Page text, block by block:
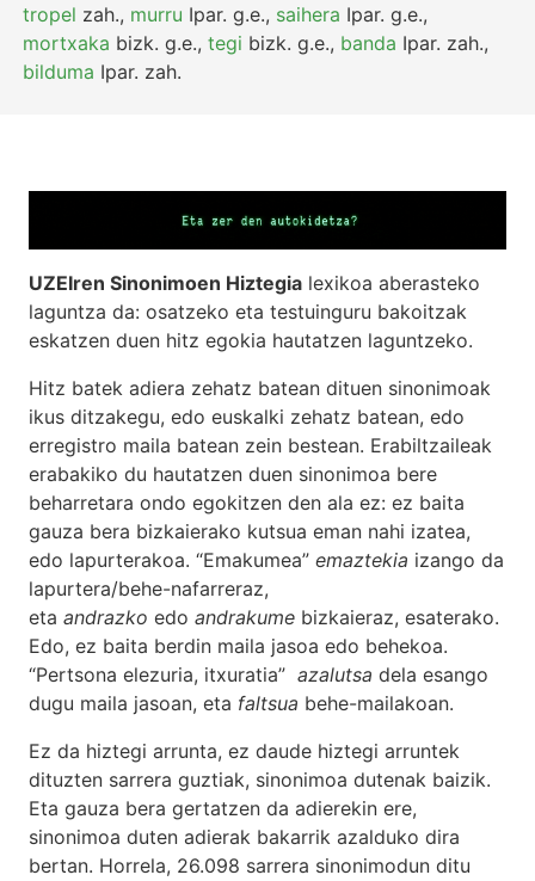
tropel zah., murru Ipar. g.e., saihera Ipar. g.e.,
mortxaka bizk. g.e.,tegi bizk. g.e., banda Ipar. zah.,
bilduma Ipar. zah.
UZEIren Sinonimoen Hiztegia lexikoa aberasteko
laguntza da: osatzeko eta testuinguru bakoitzak
eskatzen duen hitz egokia hautatzen laguntzeko.
Hitz batek adiera zehatz batean dituen sinonimoak
ikus ditzakegu, edo euskalki zehatz batean, edo
erregistro maila batean zein bestean. Erabiltzaileak
erabakiko du hautatzen duen sinonimoa bere
beharretara ondo egokitzen den ala ez: ez baita
gauza bera bizkaierako kutsua eman nahi izatea,
edo lapurterakoa. “Emakumea” emaztekia izango da
lapurtera/behe-nafarreraz,
eta andrazko edo andrakume bizkaieraz, esaterako.
Edo, ez baita berdin maila jasoa edo behekoa.
“Pertsona elezuria, itxuratia” azalutsa dela esango
dugu maila jasoan, eta faltsua behe-mailakoan.
Ez da hiztegi arrunta, ez daude hiztegi arruntek
dituzten sarrera guztiak, sinonimoa dutenak baizik.
Eta gauza bera gertatzen da adierekin ere,
sinonimoa duten adierak bakarrik azalduko dira
bertan. Horrela, 26.098 sarrera sinonimodun ditu